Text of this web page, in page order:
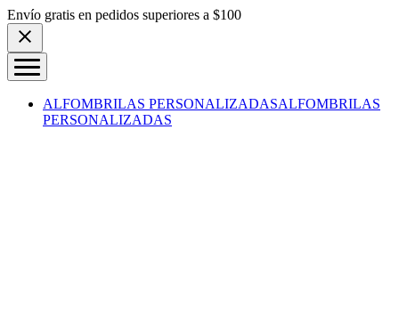
Skip to content
Envío gratis en pedidos superiores a $100
ALFOMBRILAS PERSONALIZADASALFOMBRILAS
PERSONALIZADAS